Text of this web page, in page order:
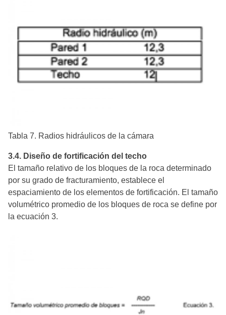
Tabla 7. Radios hidráulicos de la cámara
3.4. Diseño de fortificación del techo
El tamaño relativo de los bloques de la roca determinado
por su grado de fracturamiento, establece el
espaciamiento de los elementos de fortificación. El tamaño
volumétrico promedio de los bloques de roca se define por
la ecuación 3.